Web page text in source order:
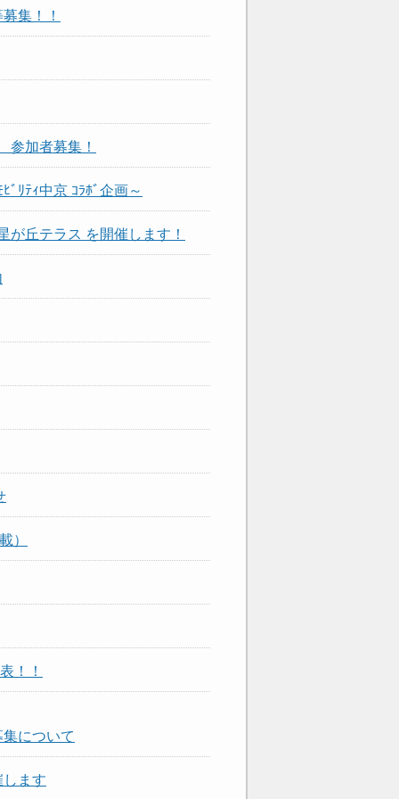
集！！
加者募集！
ﾞﾘﾃｨ中京 ｺﾗﾎﾞ企画～
が丘テラス を開催します！
）
！！
について
ます